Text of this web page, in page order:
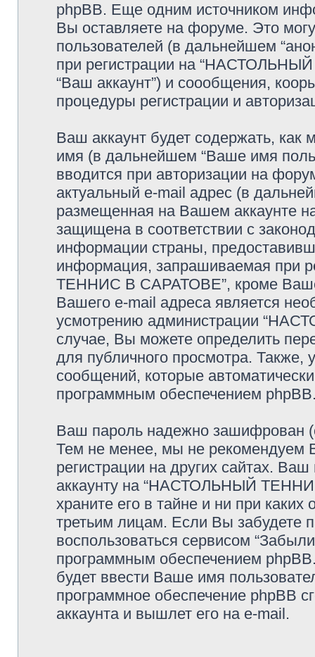
phpBB. Еще одним источником
Вы оставляете на форуме. Это
пользователей (в дальнейшем
при регистрации на
“Ваш аккаунт”) и соообщения,
процедуры регистрации и
Ваш аккаунт будет содержать,
имя (в дальнейшем “Ваше имя
вводится при авторизации на
актуальный e-mail адрес (в
размещенная на Вашем
защищена в соответствии с
информации страны,
информация, запрашиваемая при
ТЕННИС В САРАТОВЕ”, кроме
Вашего e-mail адреса является
усмотрению администрации
случае, Вы можете определить
для публичного просмотра. Также,
сообщений, которые
программным обеспечением
Ваш пароль надежно зашифрован
Тем не менее, мы не рекомендуем
регистрации на других сайтах.
аккаунту на “НАСТОЛЬНЫЙ
храните его в тайне и ни при каких
третьим лицам. Если Вы забудете
воспользоваться сервисом
программным обеспечением
будет ввести Ваше имя
программное обеспечение phpBB
аккаунта и вышлет его на e-mail.